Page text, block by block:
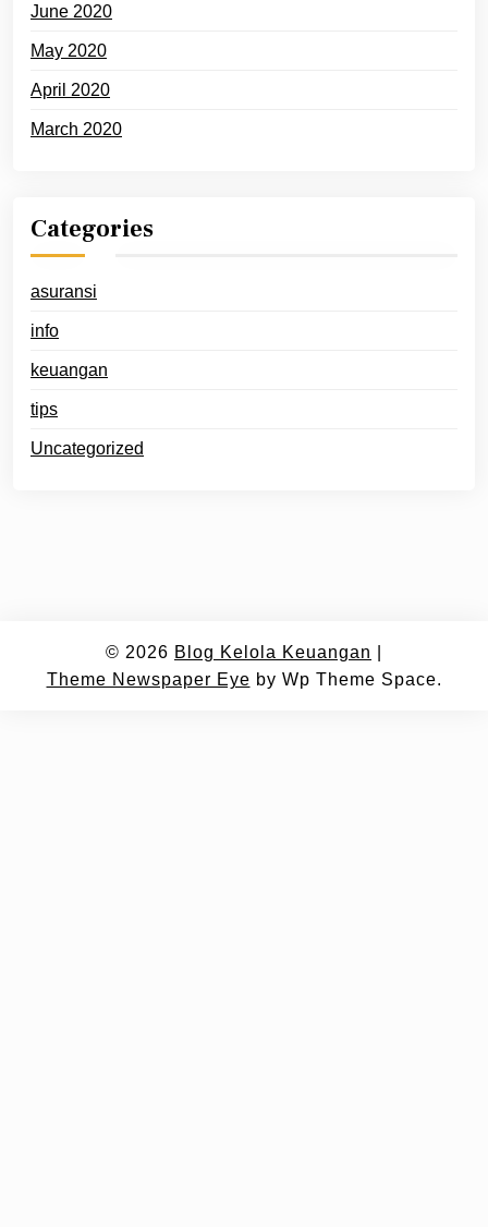
June 2020
May 2020
April 2020
March 2020
Categories
asuransi
info
keuangan
tips
Uncategorized
© 2026 Blog Kelola Keuangan
Theme Newspaper Eye by Wp Theme Space.